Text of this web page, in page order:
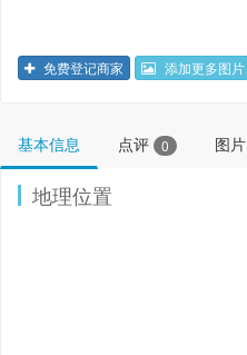
免费登记商家 添加更多图片
基本信息 点评 0 图片
地理位置